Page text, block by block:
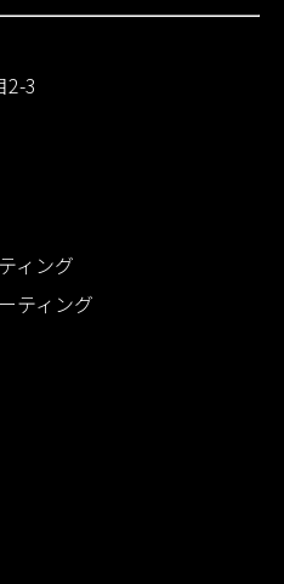
2-3
ィング
ティング